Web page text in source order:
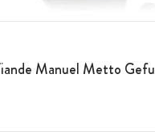
Manuel Metto Gefu